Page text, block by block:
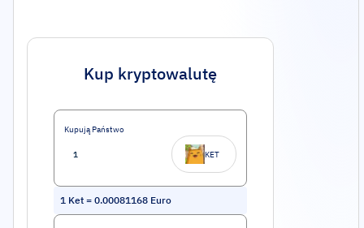
Kup kryptowalutę
Kupują Państwo
KET
1 Ket = 0.00081168 Euro